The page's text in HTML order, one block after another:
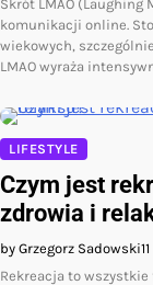
Skrót LMAO (Laughing
komunikacji online.
wiekowych,
LMAO wyraża
LIFESTYLE
Czym jest
zdrowia i
by Grzegorz Sadowski
Rekreacja to